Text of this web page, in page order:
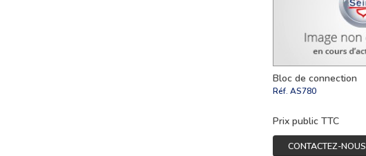
Bloc de connection
Réf. AS780
Prix public TTC
CONTACTEZ-NOUS